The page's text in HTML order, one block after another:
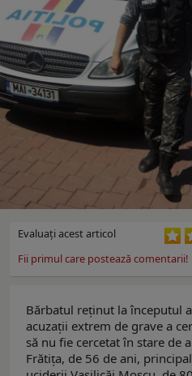
Evaluaţi acest articol
Fii primul care postează comentarii!
Bărbatul reținut la începutul
acuzații extrem de grave a
să nu fie cercetat în stare de
Frătița, de 56 de ani,